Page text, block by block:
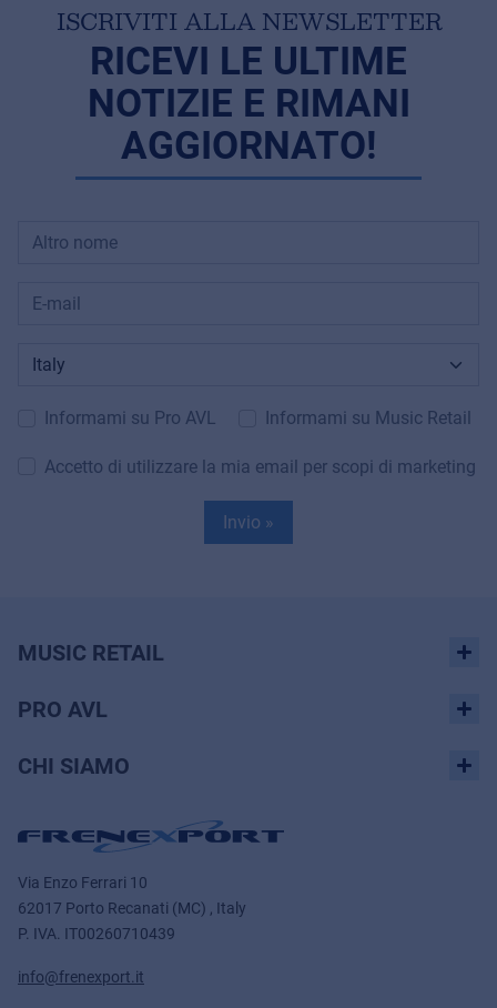
ISCRIVITI ALLA NEWSLETTER
RICEVI LE ULTIME
NOTIZIE E RIMANI
AGGIORNATO!
Informami su Pro AVL Informami su Music Retail
Accetto di utilizzare la mia email per scopi di marketing
Invio »
MUSIC RETAIL
PRO AVL
CHI SIAMO
Via Enzo Ferrari 10
62017 Porto Recanati (MC) , Italy
P. IVA. IT00260710439
info@frenexport.it